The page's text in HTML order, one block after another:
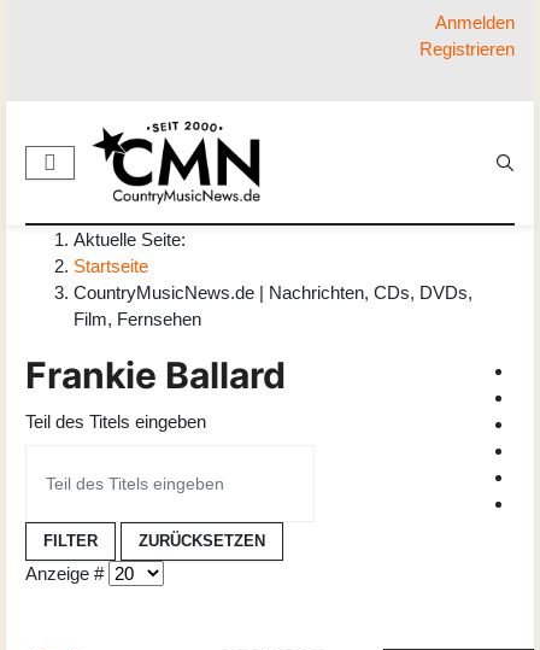
Anmelden
Registrieren
Aktuelle Seite:
Startseite
CountryMusicNews.de | Nachrichten, CDs, DVDs,
Film, Fernsehen
Frankie Ballard
Teil des Titels eingeben
FILTER ZURÜCKSETZEN
Anzeige #